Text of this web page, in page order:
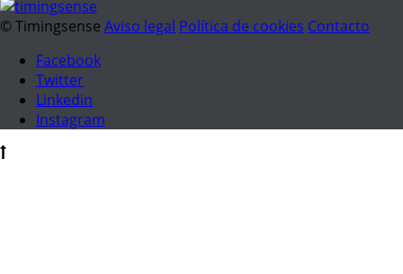
© Timingsense Aviso legal Política de cookies Contacto
Facebook
Twitter
Linkedin
Instagram